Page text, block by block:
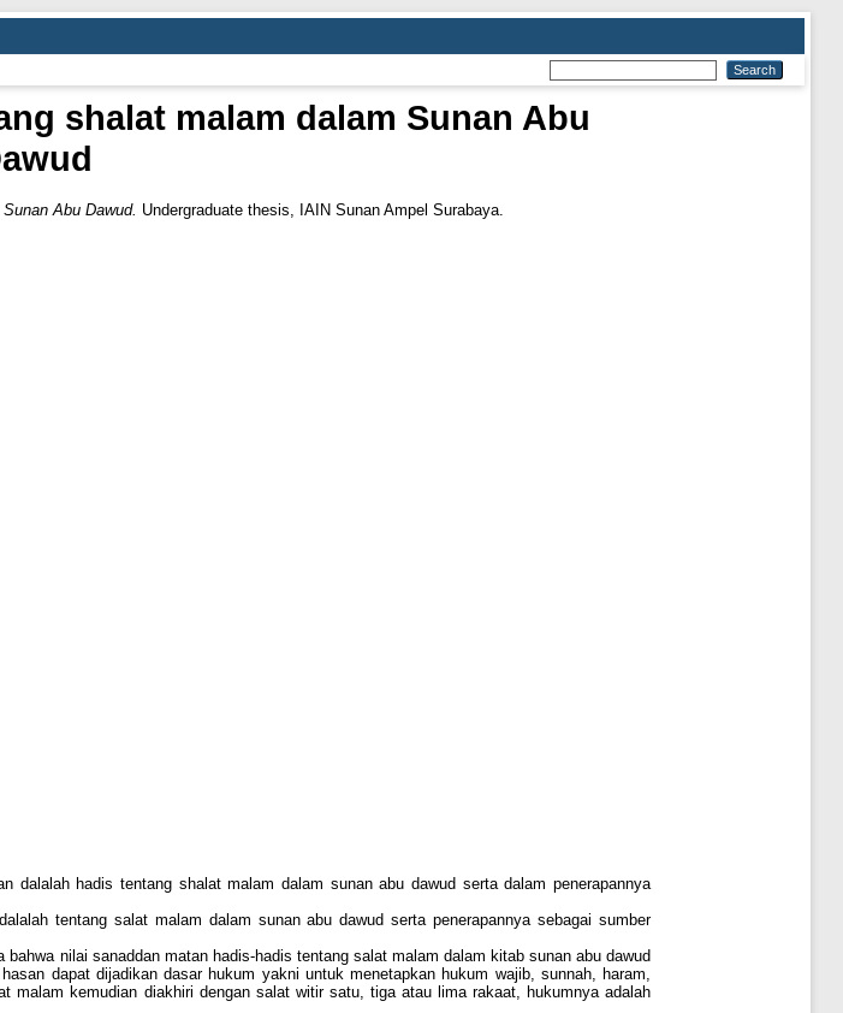
shalat malam dalam Sunan Abu
Abu Dawud. Undergraduate thesis, IAIN Sunan Ampel Surabaya.
dalalah hadis tentang shalat malam dalam sunan abu dawud serta dalam penerapannya
tentang salat malam dalam sunan abu dawud serta penerapannya sebagai sumber
nilai sanaddan matan hadis-hadis tentang salat malam dalam kitab sunan abu dawud
dapat dijadikan dasar hukum yakni untuk menetapkan hukum wajib, sunnah, haram,
malam kemudian diakhiri dengan salat witir satu, tiga atau lima rakaat, hukumnya adalah